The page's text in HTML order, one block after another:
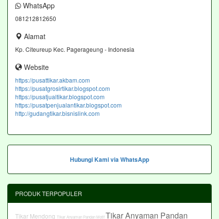
WhatsApp
081212812650
Alamat
Kp. Citeureup Kec. Pagerageung - Indonesia
Website
https://pusattikar.akbam.com
https://pusatgrosirtikar.blogspot.com
https://pusatjualtikar.blogspot.com
https://pusatpenjualantikar.blogspot.com
http://gudangtikar.bisnislink.com
Hubungi Kami via WhatsApp
PRODUK TERPOPULER
Tikar Mendong Tikar Anyaman Pandan MotifTikar Anyaman Pandan